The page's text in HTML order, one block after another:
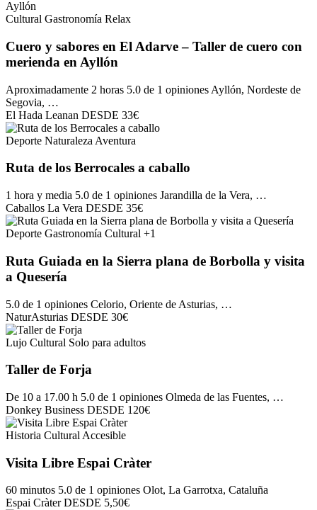
Cultural Gastronomía Relax
Cuero y sabores en El Adarve – Taller de cuero con
merienda en Ayllón
Aproximadamente 2 horas 5.0 de 1 opiniones Ayllón, Nordeste de
Segovia, …
El Hada Leanan DESDE 33€
Deporte Naturaleza Aventura
Ruta de los Berrocales a caballo
1 hora y media 5.0 de 1 opiniones Jarandilla de la Vera, …
Caballos La Vera DESDE 35€
Deporte Gastronomía Cultural +1
Ruta Guiada en la Sierra plana de Borbolla y visita
a Quesería
5.0 de 1 opiniones Celorio, Oriente de Asturias, …
NaturAsturias DESDE 30€
Lujo Cultural Solo para adultos
Taller de Forja
De 10 a 17.00 h 5.0 de 1 opiniones Olmeda de las Fuentes, …
Donkey Business DESDE 120€
Historia Cultural Accesible
Visita Libre Espai Cràter
60 minutos 5.0 de 1 opiniones Olot, La Garrotxa, Cataluña
Espai Cràter DESDE 5,50€